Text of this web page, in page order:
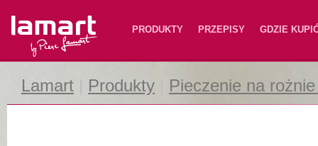
Lamart PRODUKTY PRZEPISY GDZIE
Lamart Produkty Pieczenie na